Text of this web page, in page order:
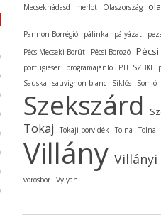
Mecseknádasd
merlot Olaszország
Pannon Borrégió pálinka pályázat
Pécs-Mecseki Borút Pécsi Borozó
portugieser
programajánló PTE SZBKI
Sauska
sauvignon blanc Siklós Somló
Szekszárd
Tokaj Tokaji borvidék Tolna Tolnai
Villány
vörösbor Vylyan